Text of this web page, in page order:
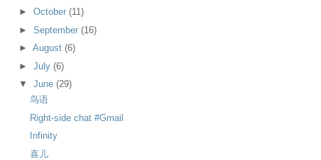
► October (11)
► September (16)
► August (6)
► July (6)
▼ June (29)
鸟语
Right-side chat #Gmail
Infinity
喜儿